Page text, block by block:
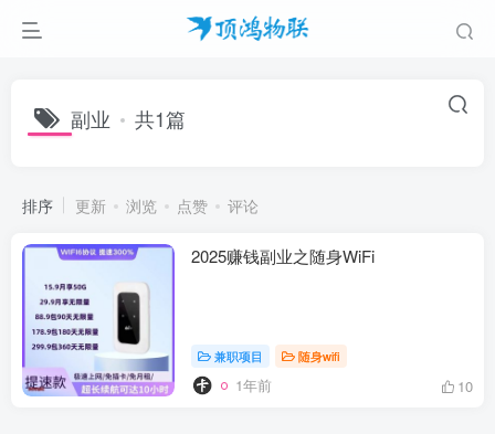
副业 共1篇
排序 更新 浏览 点赞 评论
2025赚钱副业之随身WiFi
兼职项目 随身wifi
1年前 10